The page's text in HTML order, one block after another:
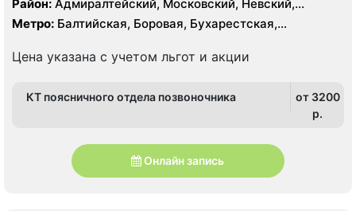
Район: Адмиралтейский, Московский, Невский,
Фрунзенский, Центральный
Метро: Балтийская, Боровая, Бухарестская,
Обводный канал, Пушкинская
Цена указана с учетом льгот и акции
КТ поясничного отдела позвоночника
от 3200
p.
Онлайн запись